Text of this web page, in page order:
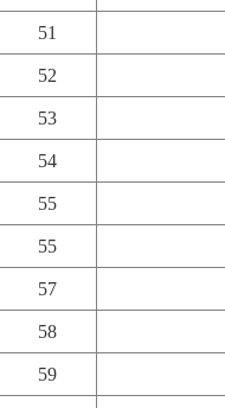
51
52
53
54
55
55
57
58
59